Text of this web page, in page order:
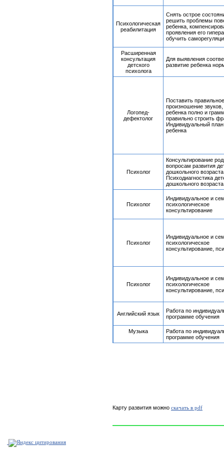
Психологическая
реабилитация
Снять острое
решить проблемы
ребенка,
проявления его
обучить
Расширенная
консультация
детского
психолога
Для выявления
развитие ребенка
Логопед-
дефектолог
Поставить правильное
произношение звуков,
ребенка полно и
правильно строить
Индивидуальный план
ребенка
Психолог
Консультирование
вопросам развития
дошкольного возраста
Психодиагностика
дошкольного возраста
Психолог
Индивидуальное и
психологическое
консультирование
Психолог
Индивидуальное и
психологическое
консультирование,
Психолог
Индивидуальное и
психологическое
консультирование,
Английский язык
Работа по
программе обучения
Музыка
Работа по
программе обучения
Карту развития можно скачать в pdf